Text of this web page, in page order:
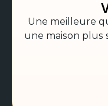
Une meilleure
une maison plus